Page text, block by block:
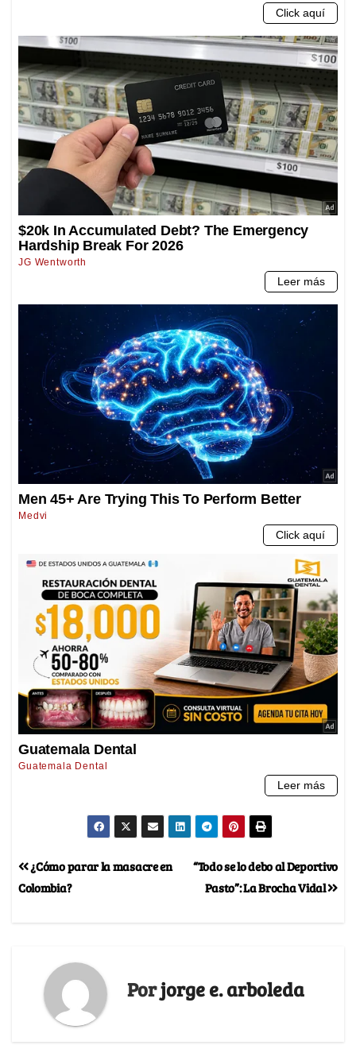
“Todo se lo debo al Deportivo
Pasto”: La Brocha Vidal
¿Cómo parar la masacre en
Colombia?
Porjorge e. arboleda